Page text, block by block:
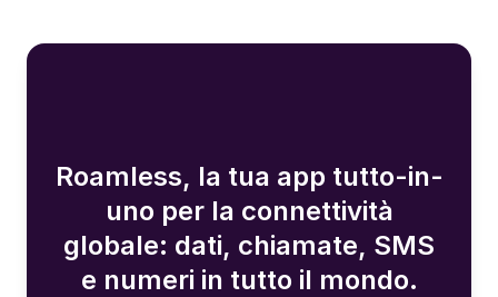
Roamless, la tua app tutto-in-
uno per la connettività
globale: dati, chiamate, SMS
e numeri in tutto il mondo.